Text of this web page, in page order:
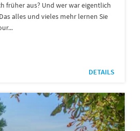
früher aus? Und wer war eigentlich
alles und vieles mehr lernen Sie
DETAILS